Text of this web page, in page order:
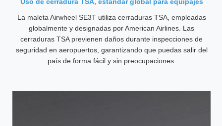
La maleta Airwheel SE3T utiliza cerraduras TSA, empleadas
globalmente y designadas por American Airlines. Las
cerraduras TSA previenen daños durante inspecciones de
seguridad en aeropuertos, garantizando que puedas salir del
país de forma fácil y sin preocupaciones.